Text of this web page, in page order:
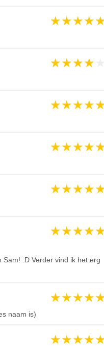
★★★★
★★★★
★★★★
★★★★
★★★★
★★★★
:D Verder vind ik het erg
★★★★
naam is)
★★★★